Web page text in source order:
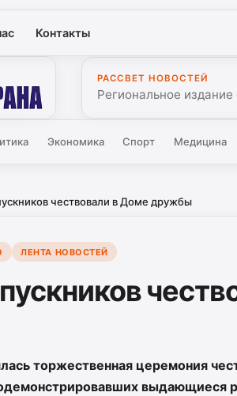
Контакты
РАССВЕТ НОВОСТЕЙ
Региональное
Экономика Спорт Медицина
чествовали в Доме дружбы
ЛЕНТА НОВОСТЕЙ
торжественная церемония
выдающиеся